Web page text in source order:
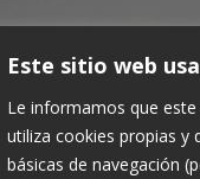
Este sitio web
Le informamos que
utiliza cookies propias y
básicas de navegación